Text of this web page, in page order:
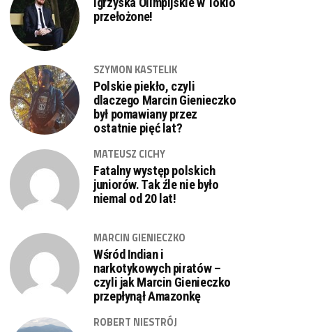
przełożone!
SZYMON KASTELIK
Polskie piekło, czyli
dlaczego Marcin Gienieczko
był pomawiany przez
ostatnie pięć lat?
MATEUSZ CICHY
Fatalny występ polskich
juniorów. Tak źle nie było
niemal od 20 lat!
MARCIN GIENIECZKO
Wśród Indian i
narkotykowych piratów –
czyli jak Marcin Gienieczko
przepłynął Amazonkę
ROBERT NIESTRÓJ